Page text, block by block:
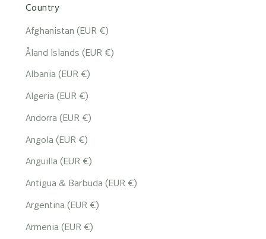
Country
Afghanistan (EUR €)
Åland Islands (EUR €)
Albania (EUR €)
Algeria (EUR €)
Andorra (EUR €)
Angola (EUR €)
Anguilla (EUR €)
Antigua & Barbuda (EUR €)
Argentina (EUR €)
Armenia (EUR €)